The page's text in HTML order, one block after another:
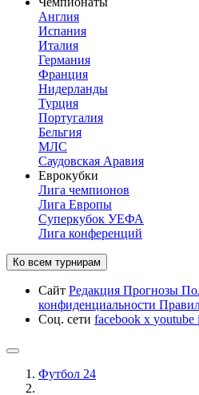
Англия
Испания
Италия
Германия
Франция
Нидерланды
Турция
Португалия
Бельгия
МЛС
Саудовская Аравия
Еврокубки
Лига чемпионов
Лига Европы
Суперкубок УЕФА
Лига конференций
Ко всем турнирам
Сайт Редакция Прогнозы
конфиденциальности
Соц. сети facebook x youtube
Футбол 24